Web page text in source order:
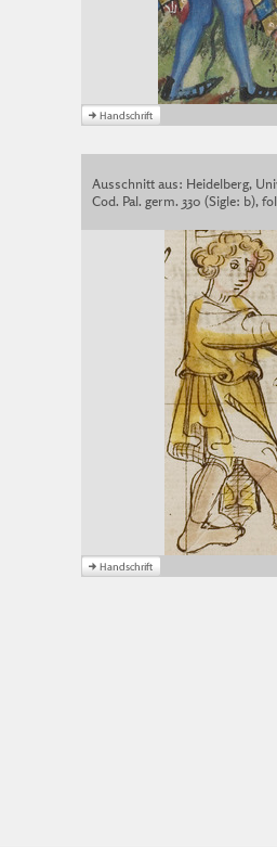
Ausschnitt aus: Heidelberg,
Cod. Pal. germ. 330 (Sigle: b),